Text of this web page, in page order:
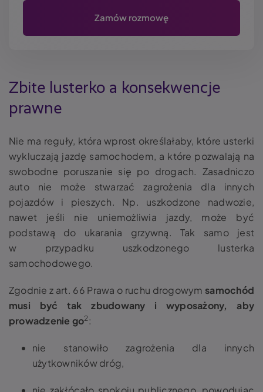
Zbite lusterko a konsekwencje
prawne
Nie ma reguły, która wprost określałaby, które usterki
wykluczają jazdę samochodem, a które pozwalają na
swobodne poruszanie się po drogach. Zasadniczo
auto nie może stwarzać zagrożenia dla innych
pojazdów i pieszych. Np. uszkodzone nadwozie,
nawet jeśli nie uniemożliwia jazdy, może być
podstawą do ukarania grzywną. Tak samo jest
w przypadku uszkodzonego lusterka
samochodowego.
Zgodnie z art. 66 Prawa o ruchu drogowym samochód
musi być tak zbudowany i wyposażony, aby
prowadzenie go2 :
nie stanowiło zagrożenia dla innych
użytkowników dróg,